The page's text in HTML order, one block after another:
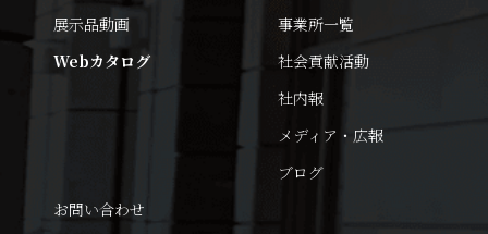
展示品動画
Webカタログ
事業所一覧
社会貢献活動
社内報
メディア・広報
ブログ
お問い合わせ